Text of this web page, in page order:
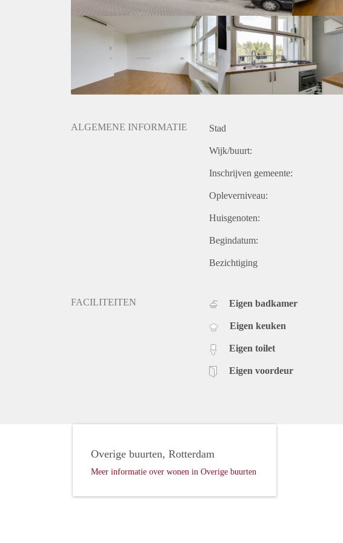
ALGEMENE INFORMATIE Stad
Wijk/buurt:
Inschrijven gemeente:
Opleverniveau:
Huisgenoten:
Begindatum:
Bezichtiging
FACILITEITEN Eigen badkamer
Eigen keuken
Eigen toilet
Eigen voordeur
Overige buurten, Rotterdam
Meer informatie over wonen in Overige buurten